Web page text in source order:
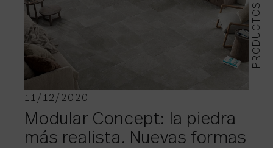
PRODUCTOS
11/12/2020
Modular Concept: la piedra
más realista. Nuevas formas